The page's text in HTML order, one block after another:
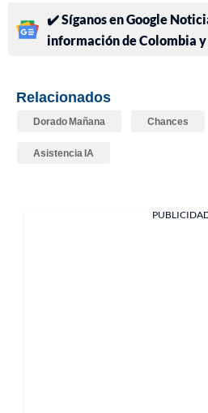
✔️ Síganos en Google
información de Colombia
Relacionados
Dorado Mañana Chances
Asistencia IA